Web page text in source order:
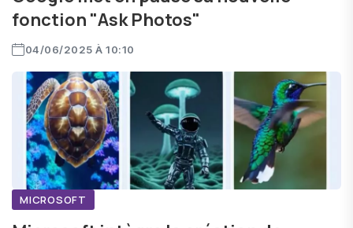
fonction "Ask Photos"
04/06/2025 À 10:10
MICROSOFT